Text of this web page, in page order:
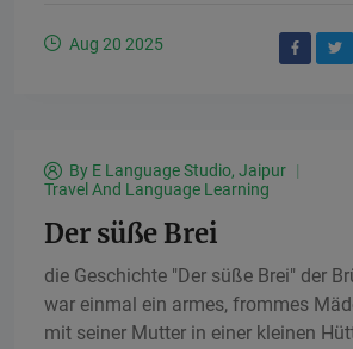
Aug 20 2025
By E Language Studio, Jaipur
Travel And Language Learning
Der süße Brei
die Geschichte "Der süße Brei" der
war einmal ein armes, frommes
mit seiner Mutter in einer kleinen